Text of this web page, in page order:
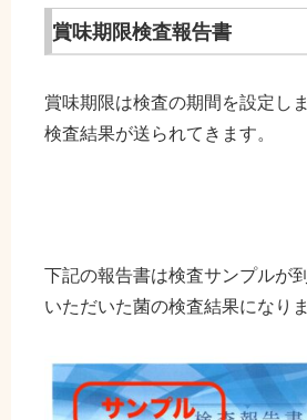
賞味期限検査報告書
賞味期限は検査の期間を設定し
検査結果が送られてきます。
下記の報告書は検査サンプルが
いただいた菌の検査結果になりま